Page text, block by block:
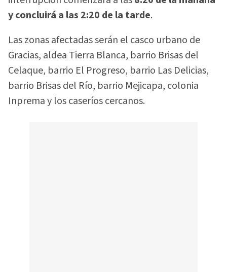
y concluirá a las 2:20 de la tarde.
Las zonas afectadas serán el casco urbano de
Gracias, aldea Tierra Blanca, barrio Brisas del
Celaque, barrio El Progreso, barrio Las Delicias,
barrio Brisas del Río, barrio Mejicapa, colonia
Inprema y los caseríos cercanos.